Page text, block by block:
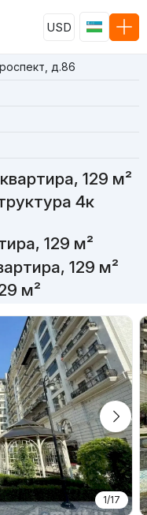
USD
д.86
129 м²
4к
129 м²
129 м²
м²
1/17